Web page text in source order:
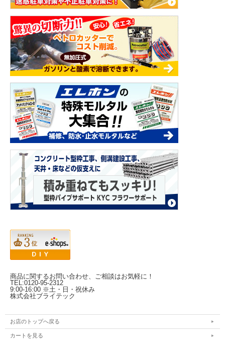
商品に関するお問い合わせ、ご相談はお気軽に！
TEL:0120-95-2312
9:00-16:00 ※土・日・祝休み
株式会社ブライテック
お店のトップへ戻る
カートを見る